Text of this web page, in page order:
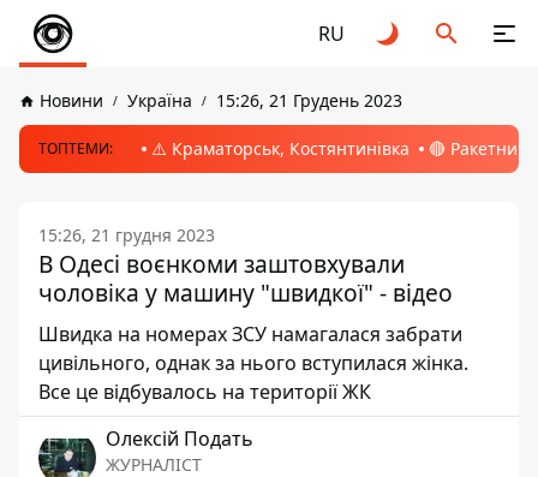
RU
Новини Україна 15:26, 21 Грудень 2023
ТОПТЕМИ: ⚠️ Краматорськ, Костянтинівка 🔴 Ракетний
15:26, 21 грудня 2023
В Одесі воєнкоми заштовхували
чоловіка у машину "швидкої" - відео
Швидка на номерах ЗСУ намагалася забрати
цивільного, однак за нього вступилася жінка.
Все це відбувалось на території ЖК
Олексій Подать
ЖУРНАЛІСТ